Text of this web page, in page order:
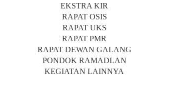
EKSTRA KIR
RAPAT OSIS
RAPAT UKS
RAPAT PMR
RAPAT DEWAN GALANG
PONDOK RAMADLAN
KEGIATAN LAINNYA